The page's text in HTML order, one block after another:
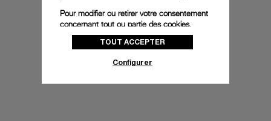
Pour modifier ou retirer votre consentement
concernant tout ou partie des cookies,
cliquez sur « Configurer » ou consultez notre
politique des cookiespour obtenir plus
donnez votre consentement pour l’utilisation
TOUT ACCEPTER
Configurer